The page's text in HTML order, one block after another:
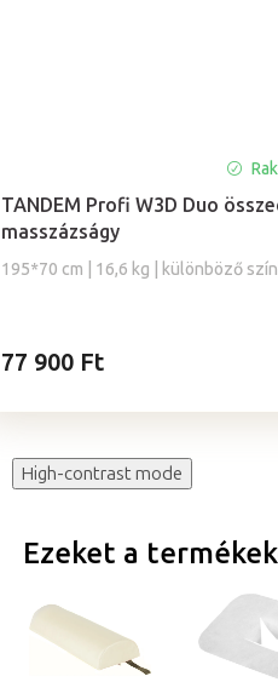
TANDEM Profi W3D Duo
masszázságy
195*70 cm | 16,6 kg | különböző
átlagos
értékelése
5-
77 900 Ft
High-contrast mode
Ezeket a